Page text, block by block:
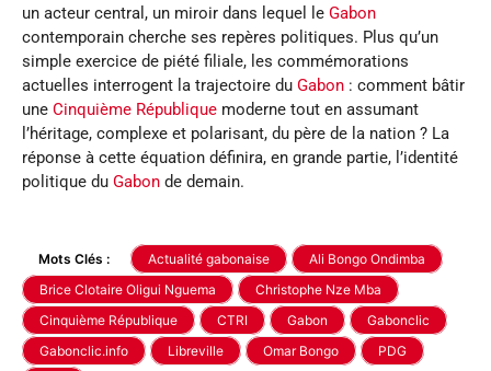
un acteur central, un miroir dans lequel le Gabon
contemporain cherche ses repères politiques. Plus qu’un
simple exercice de piété filiale, les commémorations
actuelles interrogent la trajectoire du Gabon : comment bâtir
une Cinquième République moderne tout en assumant
l’héritage, complexe et polarisant, du père de la nation ? La
réponse à cette équation définira, en grande partie, l’identité
politique du Gabon de demain.
Mots Clés : Actualité gabonaise
Ali Bongo Ondimba
Brice Clotaire Oligui Nguema
Christophe Nze Mba
Cinquième République
CTRI Gabon
Gabonclic
Gabonclic.info
Libreville Omar Bongo
PDG